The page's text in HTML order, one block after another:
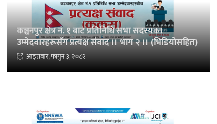
कञ्चनपुर क्षेत्र नं. १ बाट प्रतिनिधि सभा सदस्यका
उम्मेदवारहरूसँग प्रत्यक्ष संवाद ।। भाग २ ।। (भिडियोसहित)
आइतबार, फागुन ३, २०८२